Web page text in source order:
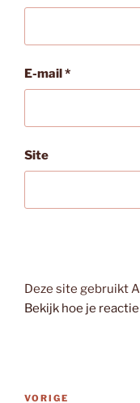
E-mail*
Site
Deze site gebruikt
Bekijk hoe je
Bericht
Vorig
VORIGE